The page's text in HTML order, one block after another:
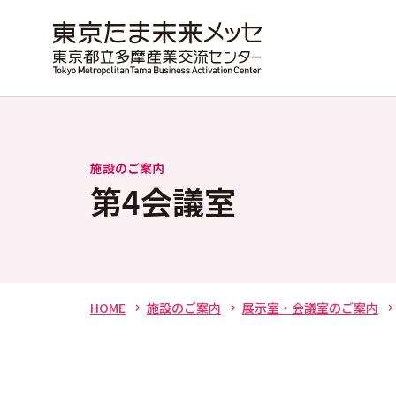
施設のご案内
第4会議室
HOME 施設のご案内 展示室・会議室のご案内